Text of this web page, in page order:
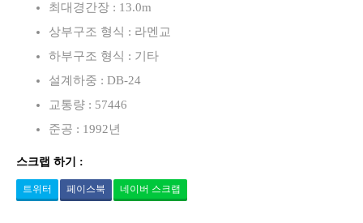
최대경간장 : 13.0m
상부구조 형식 : 라멘교
하부구조 형식 : 기타
설계하중 : DB-24
교통량 : 57446
준공 : 1992년
스크랩 하기 :
트위터 페이스북 네이버 스크랩